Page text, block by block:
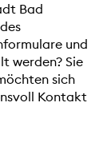
Bad
und
werden? Sie
sich
Kontakt